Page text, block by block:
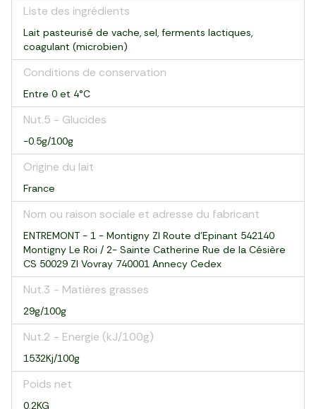
Liste des ingrédients
Lait pasteurisé de vache, sel, ferments lactiques,
coagulant (microbien)
Conditions de conservation
Entre 0 et 4°C
Nut.5 - Glucides
-0.5g/100g
Origine du lait
France
Nom ou raison sociale et adresse du fabricant
ENTREMONT - 1 - Montigny ZI Route d’Epinant 542140
Montigny Le Roi / 2- Sainte Catherine Rue de la Césière
CS 50029 ZI Vovray 740001 Annecy Cedex
Nut.3 - Matières grasses
29g/100g
Nut.2 - Energie (kJ/100g)
1532Kj/100g
Poids net
0.2KG